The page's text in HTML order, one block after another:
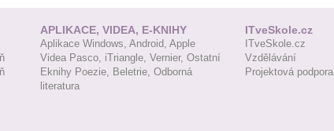
APLIKACE, VIDEA, E-KNIHY
Aplikace Windows, Android, Apple
Videa Pasco, iTriangle, Vernier, Ostatní
Eknihy Poezie, Beletrie, Odborná
literatura
ITveSkole.cz
ITveSkole.cz
Vzdělávání
Projektová podpora